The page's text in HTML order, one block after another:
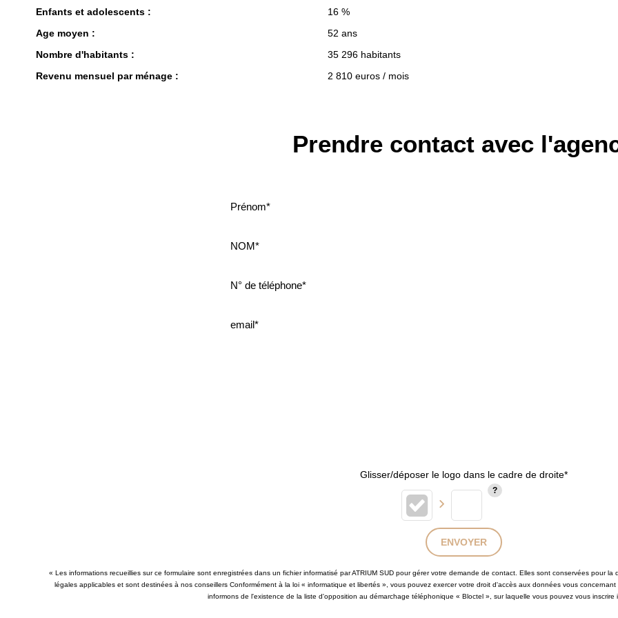
Enfants et adolescents :
16 %
Age moyen :
52 ans
Nombre d'habitants :
35 296 habitants
Revenu mensuel par ménage :
2 810 euros / mois
Prendre contact avec
Glisser/déposer le logo dans le cadre de droite*
ENVOYER
« Les informations recueillies sur ce formulaire sont enregistrées dans un fichier informatisé par ATRIUM SUD pour gérer votre demande de contact. Elles sont conservées pour
légales applicables et sont destinées à nos conseillers Conformément à la loi « informatique et libertés », vous pouvez exercer votre droit d'accès aux données vous
informons de l'existence de la liste d'opposition au démarchage téléphonique « Bloctel », sur laquelle vous pouvez vous inscrire